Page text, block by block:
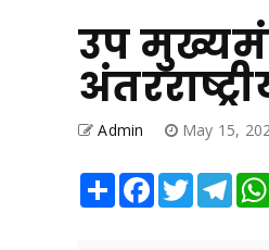
उप
Admin May 15,
Share Facebook
Twitter